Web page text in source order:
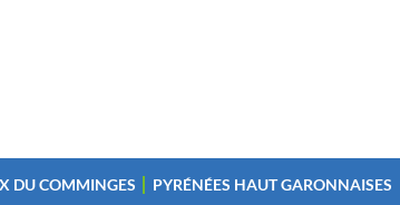
DU COMMINGES PYRÉNÉES HAUT GARONNAISES